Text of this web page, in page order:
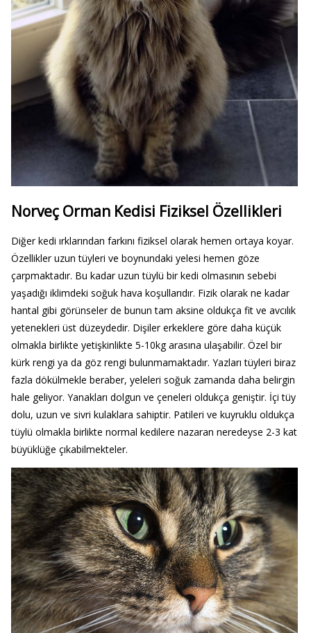
Norveç Orman Kedisi Fiziksel Özellikleri
Diğer kedi ırklarından farkını fiziksel olarak hemen ortaya koyar.
Özellikler uzun tüyleri ve boynundaki yelesi hemen göze
çarpmaktadır. Bu kadar uzun tüylü bir kedi olmasının sebebi
yaşadığı iklimdeki soğuk hava koşullarıdır. Fizik olarak ne kadar
hantal gibi görünseler de bunun tam aksine oldukça fit ve avcılık
yetenekleri üst düzeydedir. Dişiler erkeklere göre daha küçük
olmakla birlikte yetişkinlikte 5-10kg arasına ulaşabilir. Özel bir
kürk rengi ya da göz rengi bulunmamaktadır. Yazları tüyleri biraz
fazla dökülmekle beraber, yeleleri soğuk zamanda daha belirgin
hale geliyor. Yanakları dolgun ve çeneleri oldukça geniştir. İçi tüy
dolu, uzun ve sivri kulaklara sahiptir. Patileri ve kuyruklu oldukça
tüylü olmakla birlikte normal kedilere nazaran neredeyse 2-3 kat
büyüklüğe çıkabilmekteler.